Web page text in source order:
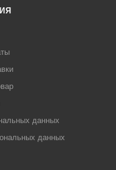
данных
данных